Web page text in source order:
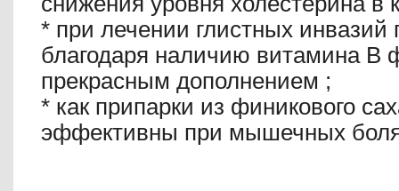
* при лечении глистных инвазий
благодаря наличию витамина В
прекрасным дополнением ;
* как припарки из финикового
эффективны при мышечных